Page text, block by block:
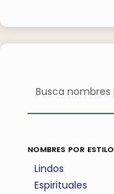
nombres por estilo
Lindos
Espirituales